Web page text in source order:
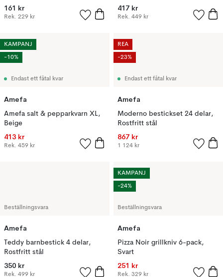
161 kr
Rek. 229 kr
417 kr
Rek. 449 kr
Endast ett fåtal kvar
Amefa
Amefa salt & pepparkvarn XL,
Beige
413 kr
Rek. 459 kr
KAMPANJ
-10%
Endast ett fåtal kvar
Amefa
Moderno bestickset 24 delar,
Rostfritt stål
867 kr
1 124 kr
REA
-23%
Beställningsvara
Amefa
Teddy barnbestick 4 delar,
Rostfritt stål
350 kr
Rek. 499 kr
Beställningsvara
Amefa
Pizza Noir grillkniv 6-pack,
Svart
251 kr
Rek. 329 kr
KAMPANJ
-24%